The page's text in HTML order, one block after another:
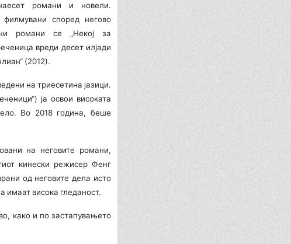
романи и новели.
според негово
романи се „Некој за
вреди десет илјади
(2012).
на триесетина јазици.
ја освои високата
Во 2018 година, беше
на неговите романи,
кинески режисер Фенг
од неговите дела исто
имаат висока гледаност.
како и по застапувањето